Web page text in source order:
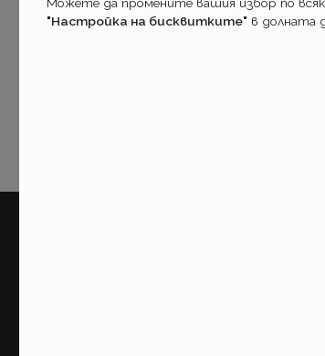
Можете да промените вашия избор по
"Настройка на бисквитките" в долната